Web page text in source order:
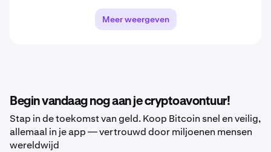
Meer weergeven
Begin vandaag nog aan je cryptoavontuur!
Stap in de toekomst van geld. Koop Bitcoin snel en veilig,
allemaal in je app — vertrouwd door miljoenen mensen
wereldwijd